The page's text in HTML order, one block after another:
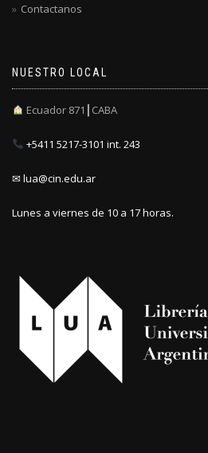
Contactanos
NUESTRO LOCAL
Ecuador 871┃CABA
+5411 5217-3101 int. 243
✉ lua@cin.edu.ar
Lunes a viernes de 10 a 17 horas.